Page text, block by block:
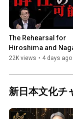
The Rehearsal for
Hiroshima and
Proof That the
Composite Bomb
22K views • 4 days ago
新日本文化チ